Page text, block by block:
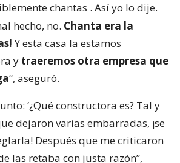
chantas . Así yo lo dije.
hecho, no. Chanta era la
Y esta casa la estamos
y traeremos otra empresa que
“, aseguró.
‘¿Qué constructora es? Tal y
dejaron varias embarradas, ¡se
Después que me criticaron
las retaba con justa razón”,